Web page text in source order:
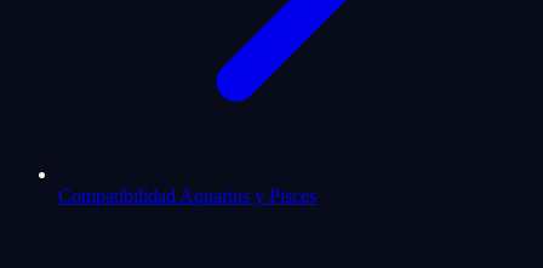
Compatibilidad Aquarius y Pisces